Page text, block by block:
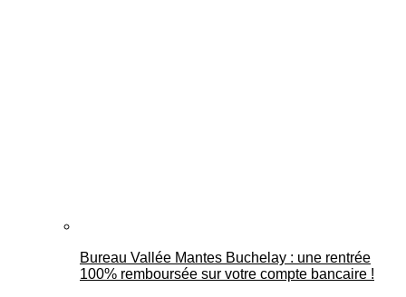
Bureau Vallée Mantes Buchelay : une rentrée
100% remboursée sur votre compte bancaire !